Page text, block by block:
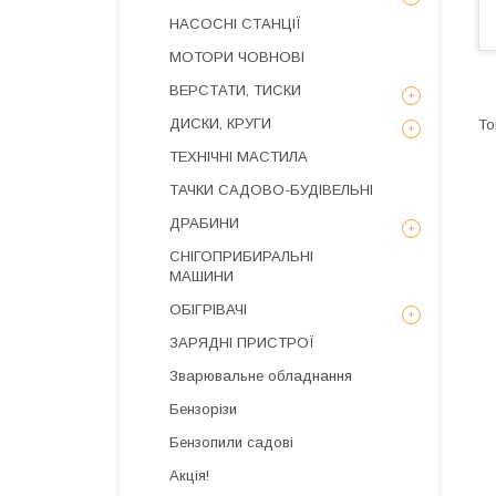
НАСОСНІ СТАНЦІЇ
МОТОРИ ЧОВНОВІ
ВЕРСТАТИ, ТИСКИ
ДИСКИ, КРУГИ
ТЕХНІЧНІ МАСТИЛА
ТАЧКИ САДОВО-БУДІВЕЛЬНІ
ДРАБИНИ
СНІГОПРИБИРАЛЬНІ
МАШИНИ
ОБІГРІВАЧІ
ЗАРЯДНІ ПРИСТРОЇ
Зварювальне обладнання
Бензорізи
Бензопили садові
Акція!